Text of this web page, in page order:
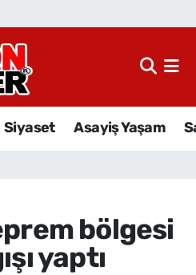
Siyaset Asayiş Yaşam
bölgesi
yaptı